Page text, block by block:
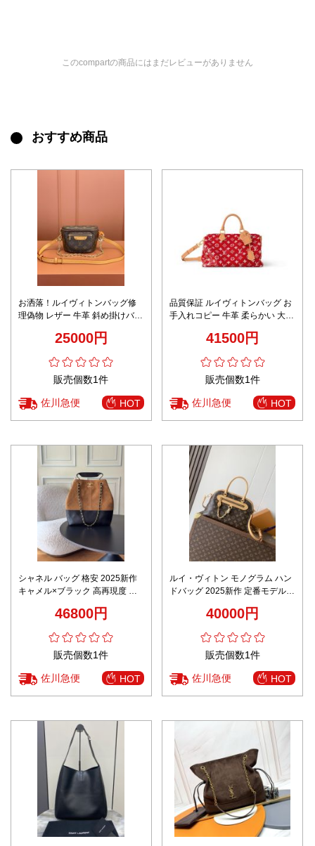
このcompartの商品にはまだレビューがありません
おすすめ商品
お洒落！ルイヴィトンバッグ修
理偽物 レザー 牛革 斜め掛けバッ
25000円
販売個数1件
佐川急便 HOT
品質保証 ルイヴィトンバッグ お
手入れコピー 牛革 柔らかい 大容
41500円
販売個数1件
佐川急便 HOT
シャネル バッグ 格安 2025新作
キャメル×ブラック 高再現度 高
コミ多数 安心サイト
46800円
販売個数1件
佐川急便 HOT
ルイ・ヴィトン モノグラム ハン
ドバッグ 2025新作 定番モデル
本革使用 正確な刻印 精密ディテ
40000円
販売個数1件
佐川急便 HOT